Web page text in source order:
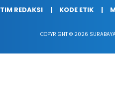
TIM REDAKSI KODE ETIK
COPYRIGHT © 2026